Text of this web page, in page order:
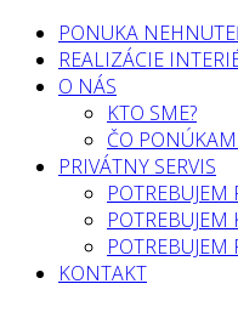
PONUKA
REALIZÁCIE
O NÁS
KTO SME?
ČO
PRIVÁTNY SERVIS
POTREBUJEM
POTREBUJEM
POTREBUJEM
KONTAKT